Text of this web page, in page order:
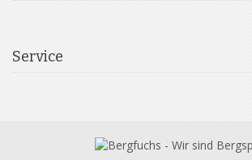
Service